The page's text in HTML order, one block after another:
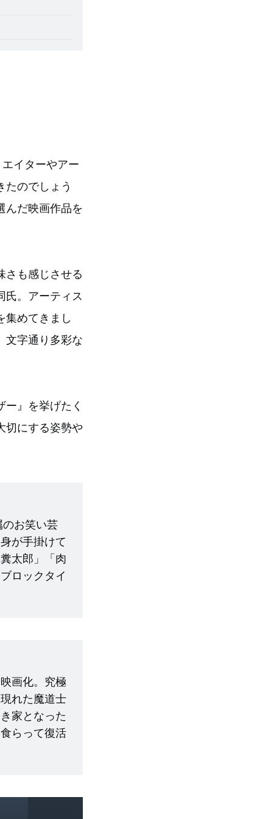
イターやアー
たのでしょう
んだ映画作品を
さも感じさせる
氏。アーティス
集めてきまし
文字通り多彩な
』を挙げたく
切にする姿勢や
お笑い芸
が手掛けて
太郎」「肉
ロックタイ
画化。究極
れた魔道士
家となった
らって復活